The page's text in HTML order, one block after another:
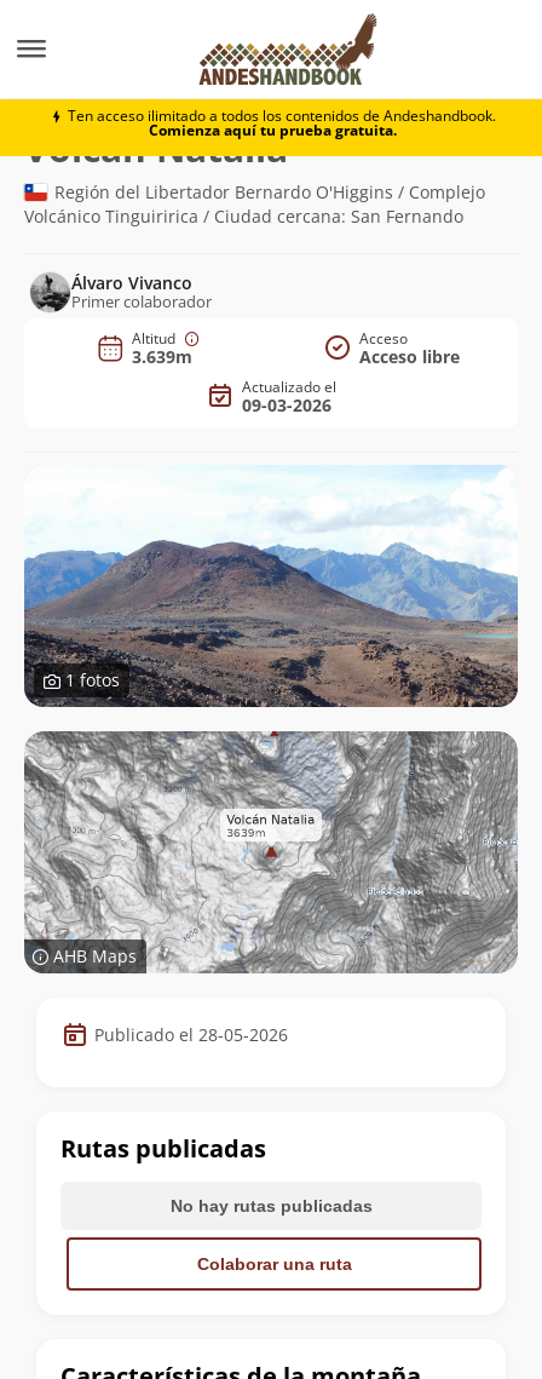
Ten acceso ilimitado a todos los contenidos de Andeshandbook.
Comienza aquí tu prueba gratuita.
Volcán Natalia
Volcán Natalia(3.639m)
Región del Libertador Bernardo O'Higgins / Complejo
Volcánico Tinguiririca / Ciudad cercana: San Fernando
Álvaro Vivanco
Primer colaborador
Altitud
3.639m
Acceso
Acceso libre
Actualizado el
09-03-2026
1 fotos
AHB Maps
Datos
de
cumbre
Publicado el 28-05-2026
Rutas publicadas
No hay rutas publicadas
Colaborar una ruta